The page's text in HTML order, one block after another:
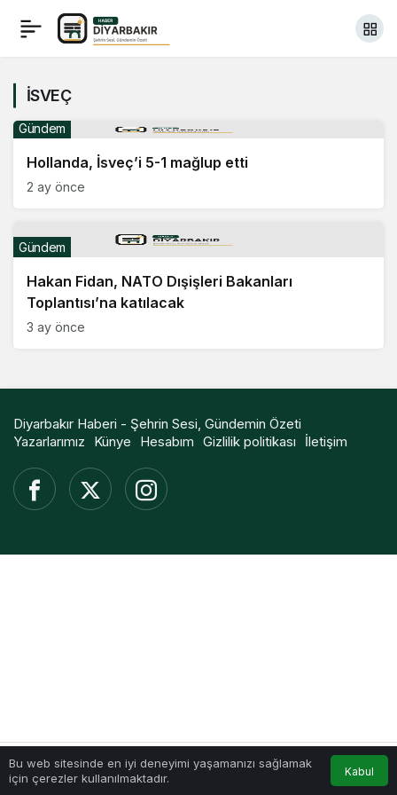
İSVEÇ
Hollanda, İsveç’i 5-1 mağlup etti
Gündem
2 ay önce
Hakan Fidan, NATO Dışişleri Bakanları
Toplantısı’na katılacak
Gündem
3 ay önce
Bu web sitesinde en iyi deneyimi yaşamanızı sağlamak
için çerezler kullanılmaktadır.
Kabul
Diyarbakır Haberi - Şehrin Sesi, Gündemin Özeti
Yazarlarımız
Künye Hesabım Gizlilik politikası İletişim
Anasayfa